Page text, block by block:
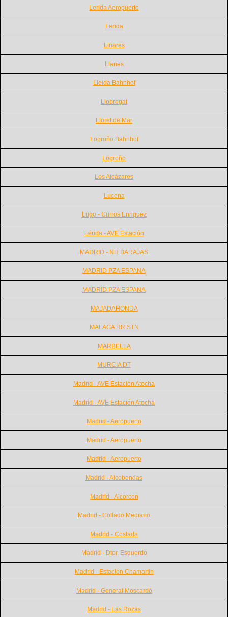
Lerida Aeropuerto
Lerida
Linares
Llanes
Lleida Bahnhof
Llobregat
Lloret de Mar
Logroño Bahnhof
Logroño
Los Alcázares
Lucena
Lugo - Curros Enriquez
Lérida - AVE Estación
MADRID - NH BARAJAS
MADRID PZA ESPANA
MADRID PZA ESPANA
MAJADAHONDA
MALAGA RR STN
MARBELLA
MURCIA DT
Madrid - AVE Estación Atocha
Madrid - AVE Estación Atocha
Madrid - Aeropuerto
Madrid - Aeropuerto
Madrid - Aeropuerto
Madrid - Alcobendas
Madrid - Alcorcon
Madrid - Collado Mediano
Madrid - Coslada
Madrid - Dtor. Esquerdo
Madrid - Estación Chamartin
Madrid - General Moscardó
Madrid - Las Rozas